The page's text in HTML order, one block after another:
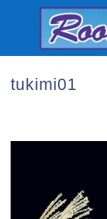
tukimi01